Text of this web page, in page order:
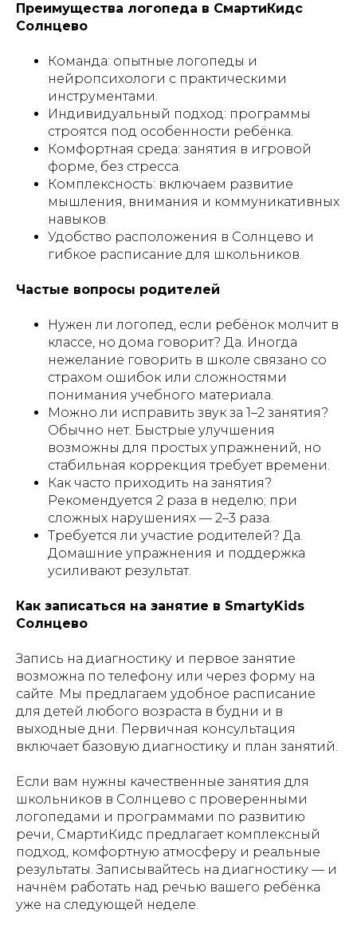
Преимущества логопеда в СмартиКидс
Солнцево
Команда: опытные логопеды и
нейропсихологи с практическими
инструментами.
Индивидуальный подход: программы
строятся под особенности ребёнка.
Комфортная среда: занятия в игровой
форме, без стресса.
Комплексность: включаем развитие
мышления, внимания и коммуникативных
навыков.
Удобство расположения в Солнцево и
гибкое расписание для школьников.
Частые вопросы родителей
Нужен ли логопед, если ребёнок молчит в
классе, но дома говорит? Да. Иногда
нежелание говорить в школе связано со
страхом ошибок или сложностями
понимания учебного материала.
Можно ли исправить звук за 1–2 занятия?
Обычно нет. Быстрые улучшения
возможны для простых упражнений, но
стабильная коррекция требует времени.
Как часто приходить на занятия?
Рекомендуется 2 раза в неделю; при
сложных нарушениях — 2–3 раза.
Требуется ли участие родителей? Да.
Домашние упражнения и поддержка
усиливают результат.
Как записаться на занятие в SmartyKids
Солнцево
Запись на диагностику и первое занятие
возможна по телефону или через форму на
сайте. Мы предлагаем удобное расписание
для детей любого возраста в будни и в
выходные дни. Первичная консультация
включает базовую диагностику и план занятий.
Если вам нужны качественные занятия для
школьников в Солнцево с проверенными
логопедами и программами по развитию
речи, СмартиКидс предлагает комплексный
подход, комфортную атмосферу и реальные
результаты. Записывайтесь на диагностику — и
начнём работать над речью вашего ребёнка
уже на следующей неделе.